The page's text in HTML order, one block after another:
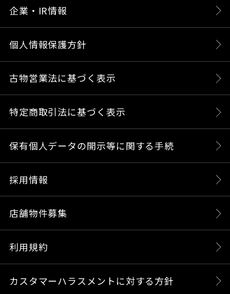
企業・IR情報
個人情報保護方針
古物営業法に基づく表示
特定商取引法に基づく表示
保有個人データの開示等に関する手続
採用情報
店舗物件募集
利用規約
カスタマーハラスメントに対する方針